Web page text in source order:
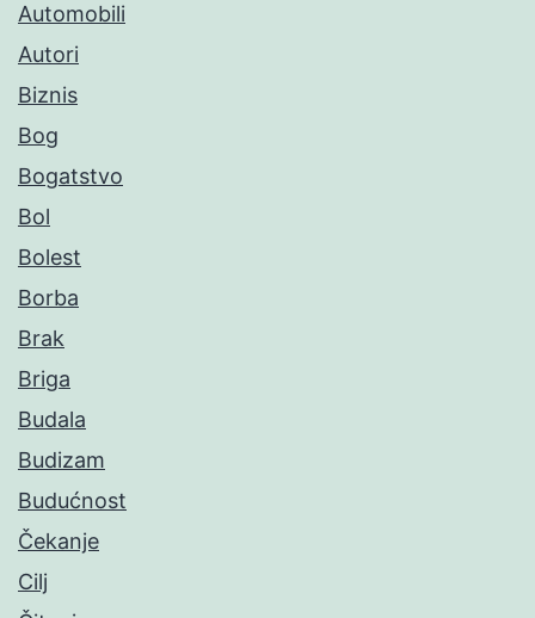
Automobili
Autori
Biznis
Bog
Bogatstvo
Bol
Bolest
Borba
Brak
Briga
Budala
Budizam
Budućnost
Čekanje
Cilj